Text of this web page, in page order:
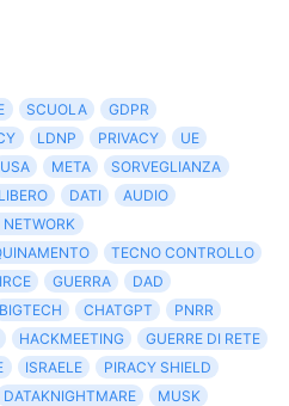
SCUOLA
GDPR
LDNP PRIVACY
UE
USA META
SORVEGLIANZA
DATI
AUDIO
NETWORK
TECNO CONTROLLO
GUERRA
DAD
BIGTECH CHATGPT
PNRR
HACKMEETING
GUERRE DI RETE
ISRAELE
PIRACY SHIELD
DATAKNIGHTMARE
MUSK